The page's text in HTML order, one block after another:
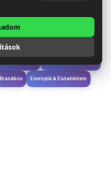
& Ivás
& Ápolás
Esernyők & Esővédelem